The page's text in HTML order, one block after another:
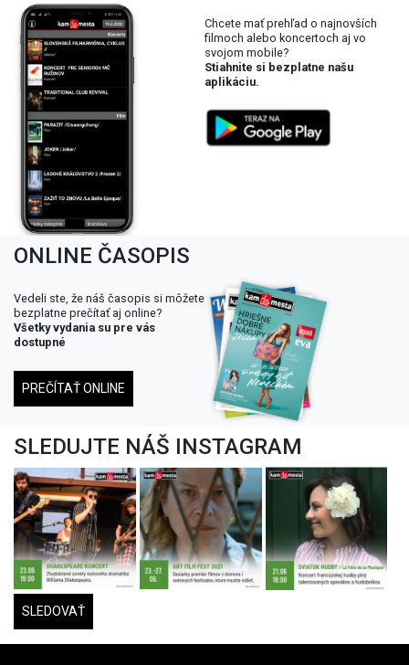
Chcete mať prehľad o najnovších
filmoch alebo koncertoch aj vo
svojom mobile?
Stiahnite si bezplatne našu
aplikáciu.
ONLINE ČASOPIS
Vedeli ste, že náš časopis si môžete
bezplatne prečítať aj online?
Všetky vydania su pre vás
dostupné
PREČÍTAŤ ONLINE
SLEDUJTE NÁŠ INSTAGRAM
SLEDOVAŤ